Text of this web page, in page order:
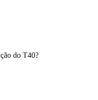
do T40?